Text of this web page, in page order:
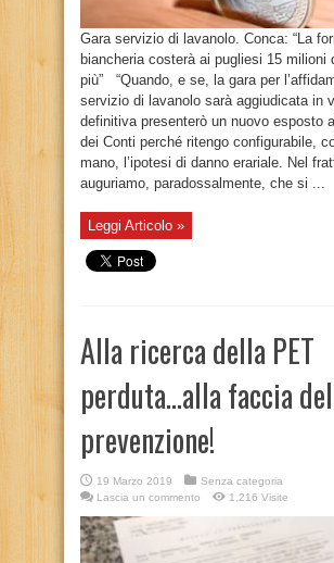
Gara servizio di lavanolo. Conca: “La
biancheria costerà ai pugliesi 15 milioni
più” “Quando, e se, la gara per
servizio di lavanolo sarà aggiudicata in
definitiva presenterò un nuovo esposto
dei Conti perché ritengo configurabile,
mano, l’ipotesi di danno erariale. Nel
auguriamo, paradossalmente, che si ...
Leggi Articolo »
Alla ricerca della PET
perduta…alla faccia
prevenzione!
19 Marzo 2019
Senza categoria
Lascia un commento
1,216 Visite